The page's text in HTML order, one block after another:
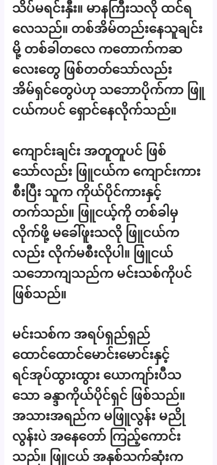
သိပ်မရင်းနှီး။ မာနကြီးသလို ထင်ရ
လေသည်။ တစ်အိမ်တည်းနေသူချင်း
မို့ တစ်ခါတလေ ကတောက်ကဆ
လေးတွေ ဖြစ်တတ်သော်လည်း
အိမ်ရှင်တွေပဲဟု သဘောပိုက်ကာ ဖြူ
ငယ်ကပင် ရှောင်နေလိုက်သည်။
ကျောင်းချင်း အတူတူပင် ဖြစ်
သော်လည်း ဖြူငယ်က ကျောင်းကား
စီးပြီး သူက ကိုယ်ပိုင်ကားနှင့်
တက်သည်။ ဖြူငယ့်ကို တစ်ခါမှ
လိုက်ဖို့ မခေါ်ဖူးသလို ဖြူငယ်က
လည်း လိုက်မစီးလိုပါ။ ဖြူငယ်
သဘောကျသည်က မင်းသစ်ကိုပင်
ဖြစ်သည်။
မင်းသစ်က အရပ်ရှည်ရှည်
ထောင်ထောင်မောင်းမောင်းနှင့်
ရင်အုပ်ထွားထွား ယောကျာ်းပီသ
သော ခန္ဒာကိုယ်ပိုင်ရှင် ဖြစ်သည်။
အသားအရည်က မဖြူလွန်း မညို
လွန်းပဲ အနေတော် ကြည့်ကောင်း
သည်။ ဖြူငယ် အနှစ်သက်ဆုံးက